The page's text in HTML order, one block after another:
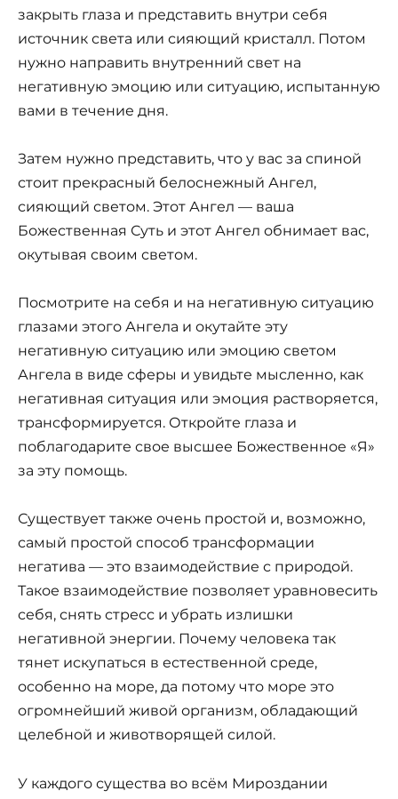
закрыть глаза и представить внутри себя
источник света или сияющий кристалл. Потом
нужно направить внутренний свет на
негативную эмоцию или ситуацию, испытанную
вами в течение дня.
Затем нужно представить, что у вас за спиной
стоит прекрасный белоснежный Ангел,
сияющий светом. Этот Ангел — ваша
Божественная Суть и этот Ангел обнимает вас,
окутывая своим светом.
Посмотрите на себя и на негативную ситуацию
глазами этого Ангела и окутайте эту
негативную ситуацию или эмоцию светом
Ангела в виде сферы и увидьте мысленно, как
негативная ситуация или эмоция растворяется,
трансформируется. Откройте глаза и
поблагодарите свое высшее Божественное «Я»
за эту помощь.
Существует также очень простой и, возможно,
самый простой способ трансформации
негатива — это взаимодействие с природой.
Такое взаимодействие позволяет уравновесить
себя, снять стресс и убрать излишки
негативной энергии. Почему человека так
тянет искупаться в естественной среде,
особенно на море, да потому что море это
огромнейший живой организм, обладающий
целебной и животворящей силой.
У каждого существа во всём Мироздании